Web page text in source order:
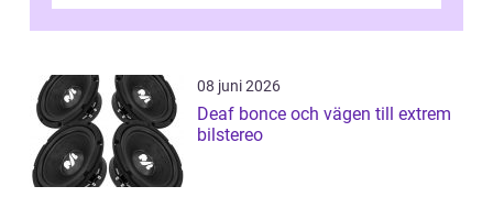
08 juni 2026
Deaf bonce och vägen till extrem
bilstereo